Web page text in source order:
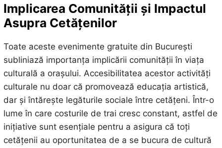
Implicarea Comunității și Impactul
Asupra Cetățenilor
Toate aceste evenimente gratuite din București
subliniază importanța implicării comunității în viața
culturală a orașului. Accesibilitatea acestor activități
culturale nu doar că promovează educația artistică,
dar și întărește legăturile sociale între cetățeni. Într-o
lume în care costurile de trai cresc constant, astfel de
inițiative sunt esențiale pentru a asigura că toți
cetățenii au oportunitatea de a se bucura de cultură